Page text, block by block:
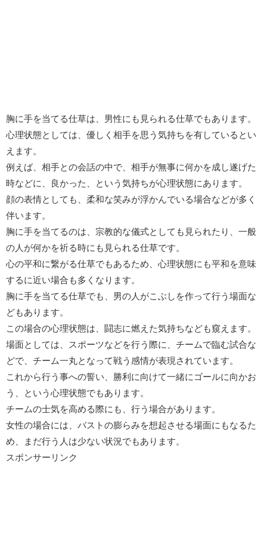
胸に手を当てる仕草は、男性にも見られる仕草でもあります。
心理状態としては、優しく相手を思う気持ちを有しているとい
えます。
例えば、相手との会話の中で、相手が無事に何かを成し遂げた
時などに、良かった、という気持ちが心理状態にあります。
顔の表情としても、柔和な笑みが浮かんでいる場合などが多く
伴います。
胸に手を当てるのは、宗教的な儀式としても見られたり、一般
の人が何かを祈る時にも見られる仕草です。
心の平和に繋がる仕草でもあるため、心理状態にも平和を意味
するに近い場合も多くなります。
胸に手を当てる仕草でも、男の人がこぶしを作って行う場面な
どもあります。
この場合の心理状態は、闘志に燃えた気持ちなども窺えます。
場面としては、スポーツなどを行う際に、チームで臨む試合な
どで、チーム一丸となって戦う感情が表現されています。
これから行う事への誓い、勝利に向けて一緒にゴールに向かお
う、という心理状態でもあります。
チームの士気を高める際にも、行う場合があります。
女性の場合には、バストの膨らみを想起させる場面にもなるた
め、まだ行う人は少ない状況でもあります。
スポンサーリンク